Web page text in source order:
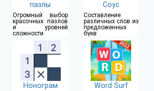
пазлы
Огромный выбор
красочных пазлов
и уровней
сложности
Соус
Составление
различных слов из
предложенных
букв
Нонограм Word Surf